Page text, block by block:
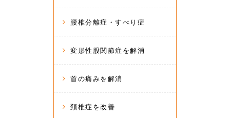
腰椎分離症・すべり症
変形性股関節症を解消
首の痛みを解消
頚椎症を改善